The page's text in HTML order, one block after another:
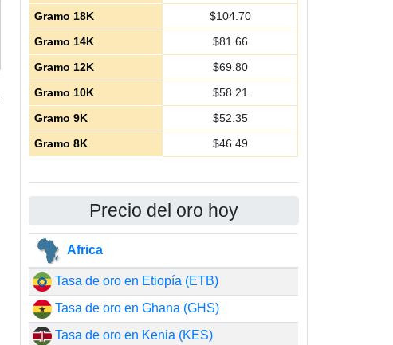
Gramo 18K
$104.70
Gramo 14K
$81.66
Gramo 12K
$69.80
Gramo 10K
$58.21
Gramo 9K
$52.35
Gramo 8K
$46.49
Precio del oro hoy
Africa
Tasa de oro en Etiopía (ETB)
Tasa de oro en Ghana (GHS)
Tasa de oro en Kenia (KES)